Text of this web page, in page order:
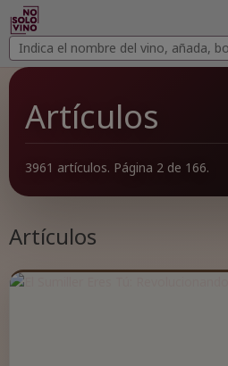
Buscar
vinos
Buscar
Artículos
3961 artículos. Página 2 de 166.
Artículos